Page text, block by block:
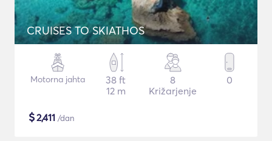
CRUISES TO SKIATHOS
Motorna jahta
38 ft
12 m
8
Križarjenje
0
$2,411 /dan